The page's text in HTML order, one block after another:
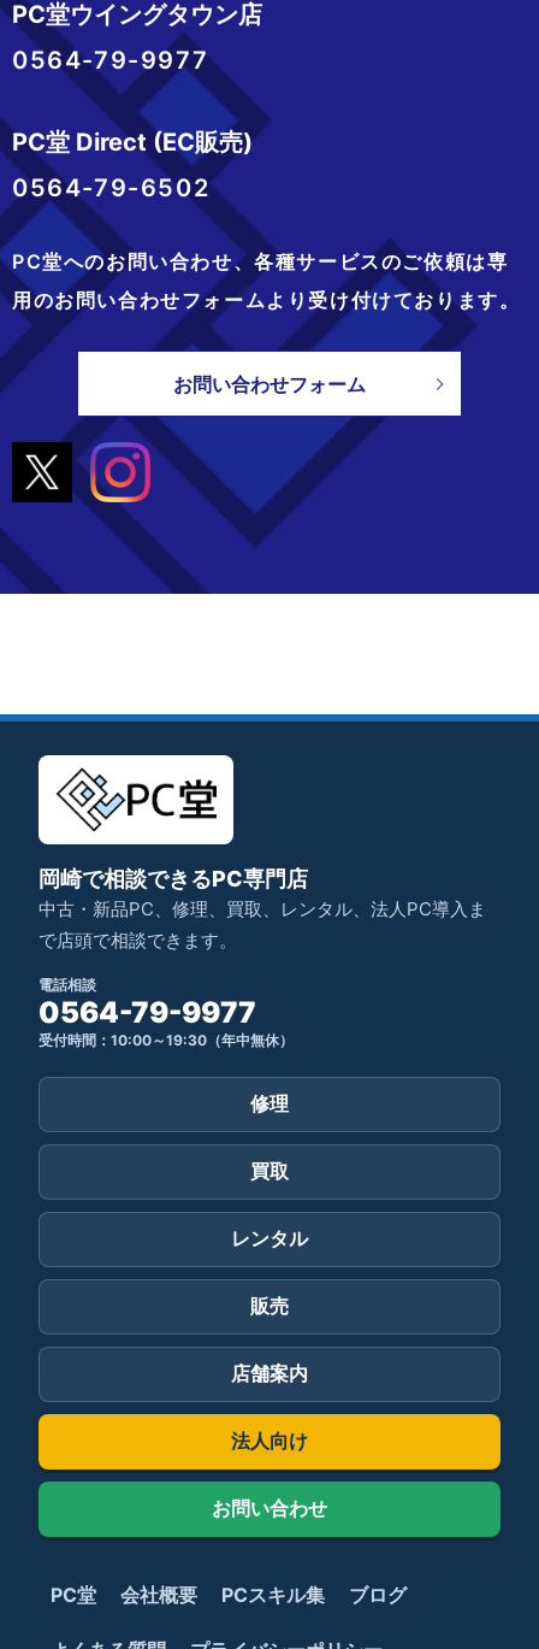
PC堂ウイングタウン店
0564-79-9977
PC堂 Direct (EC販売)
0564-79-6502
PC堂へのお問い合わせ、各種サービスのご依頼は専
用のお問い合わせフォームより 受け付けております。
お問い合わせフォーム
岡崎で相談できるPC専門店
中古・新品PC、修理、買取、レンタル、法人PC導入ま
で店頭で相談できます。
電話相談
0564-79-9977
受付時間：10:00～19:30（年中無休）
修理
買取
レンタル
販売
店舗案内
法人向け
お問い合わせ
PC堂 会社概要 PCスキル集 ブログ